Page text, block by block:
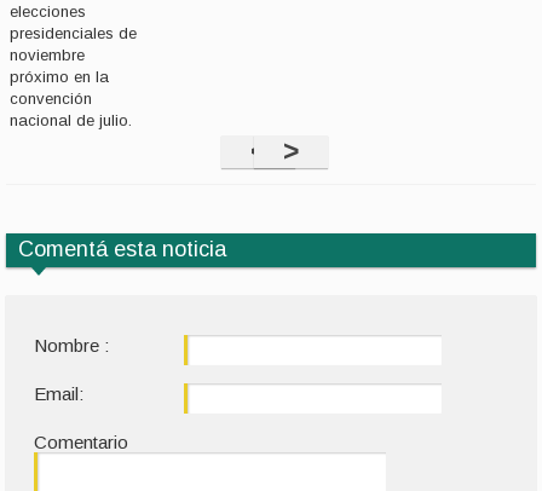
elecciones
presidenciales de
noviembre
próximo en la
convención
nacional de julio.
< >
Comentá esta noticia
Nombre :
Email:
Comentario